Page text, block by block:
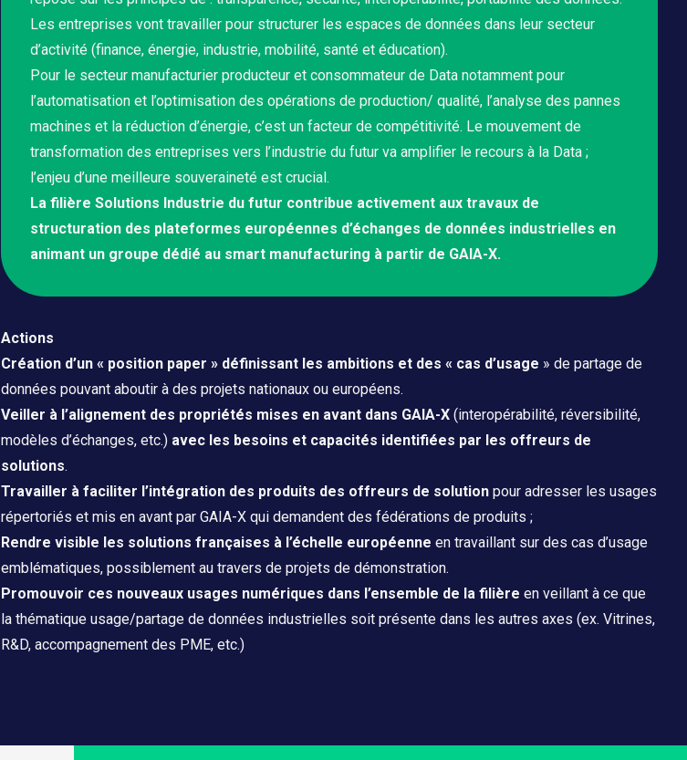
Les entreprises vont travailler pour structurer les espaces de données dans leur secteur
d’activité (finance, énergie, industrie, mobilité, santé et éducation).
Pour le secteur manufacturier producteur et consommateur de Data notamment pour
l’automatisation et l’optimisation des opérations de production/ qualité, l’analyse des pannes
machines et la réduction d’énergie, c’est un facteur de compétitivité. Le mouvement de
transformation des entreprises vers l’industrie du futur va amplifier le recours à la Data ;
l’enjeu d’une meilleure souveraineté est crucial.
La filière Solutions Industrie du futur contribue activement aux travaux de
structuration des plateformes européennes d’échanges de données industrielles en
animant un groupe dédié au smart manufacturing à partir de GAIA-X.
Actions
Création d’un « position paper » définissant les ambitions et des « cas d’usage » de partage de
données pouvant aboutir à des projets nationaux ou européens.
Veiller à l’alignement des propriétés mises en avant dans GAIA-X (interopérabilité, réversibilité,
modèles d’échanges, etc.) avec les besoins et capacités identifiées par les offreurs de
solutions.
Travailler à faciliter l’intégration des produits des offreurs de solution pour adresser les usages
répertoriés et mis en avant par GAIA-X qui demandent des fédérations de produits ;
Rendre visible les solutions françaises à l’échelle européenne en travaillant sur des cas d’usage
emblématiques, possiblement au travers de projets de démonstration.
Promouvoir ces nouveaux usages numériques dans l’ensemble de la filière en veillant à ce que
la thématique usage/partage de données industrielles soit présente dans les autres axes (ex. Vitrines,
R&D, accompagnement des PME, etc.)